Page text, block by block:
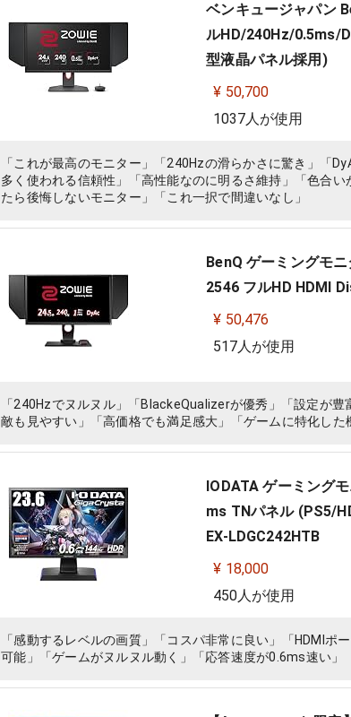
ベンキュージャパン
ルHD/240Hz/0.5ms/
型液晶パネル採用)
¥ 50,700
1037人が使用
「これが最高のモニター」「240Hzの滑らかさに驚き」「
多く使われる信頼性」「高性能なのに明るさ維持」「色合
たら後悔しないモニター」「これ一択で間違いなし」
BenQ ゲーミングモ
2546 フルHD HDMI
¥ 50,476
517人が使用
「240Hzでヌルヌル」「BlackeQualizerが優秀」「設定が
敵も見やすい」「高価格でも満足感大」「ゲームに特化し
IODATA ゲーミング
ms TNパネル (PS5/
EX-LDGC242HTB
¥ 18,000
450人が使用
「感動するレベルの画質」「コスパ非常に良い」「HDMI
可能」「ゲームがヌルヌル動く」「応答速度が0.6ms速い」